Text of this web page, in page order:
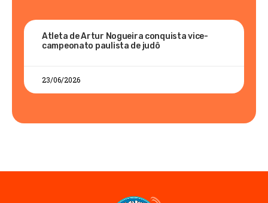
Atleta de Artur Nogueira conquista vice-
campeonato paulista de judô
23/06/2026